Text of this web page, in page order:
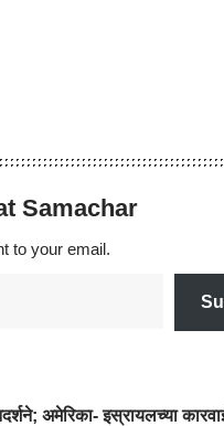
Samachar
to your email.
अमेरिका- इस्रायलच्या